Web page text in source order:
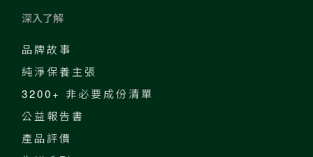
深入了解
品牌故事
純淨保養主張
3200+ 非必要成份清單
公益報告書
產品評價